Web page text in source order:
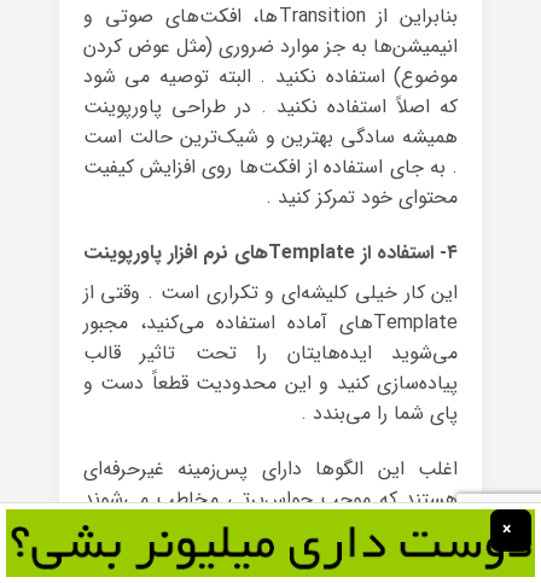
بنابراین از Transitionها، افکت‌های صوتی و
انیمیشن‌ها به جز موارد ضروری (مثل عوض کردن
موضوع) استفاده نکنید . البته توصیه می شود
که اصلاً استفاده نکنید . در طراحی پاورپوینت
همیشه سادگی بهترین و شیک‌ترین حالت است
. به جای استفاده از افکت‌ها روی افزایش کیفیت
محتوای خود تمرکز کنید .
۴- استفاده از Templateهای نرم افزار پاورپوینت
این کار خیلی کلیشه‌ای و تکراری است . وقتی از
Templateهای آماده استفاده می‌کنید، مجبور
می‌شوید ایده‌هایتان را تحت تاثیر قالب
پیاده‌سازی کنید و این محدودیت قطعاً دست و
پای شما را می‌بندد .
اغلب این الگوها دارای پس‌زمینه غیرحرفه‌ای
هستند که موجب حواس‌پرتی مخاطب می‌شوند
. همچنین ترکیب رنگ مناسبی هم ندارند . سعی
کنید الگوی متفاوت و ساده‌ای برای خود طراحی
×